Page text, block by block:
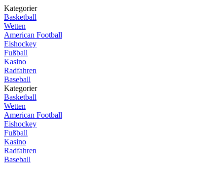
Kategorier
Basketball
Wetten
American Football
Eishockey
Fußball
Kasino
Radfahren
Baseball
Kategorier
Basketball
Wetten
American Football
Eishockey
Fußball
Kasino
Radfahren
Baseball